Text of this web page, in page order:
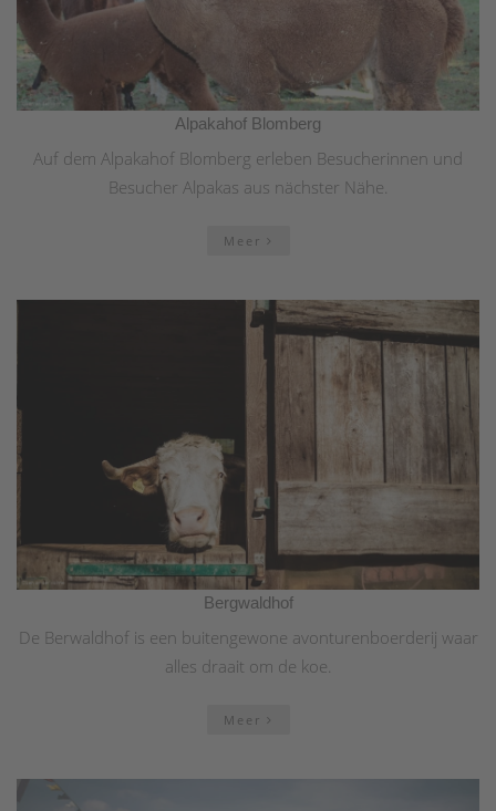
Alpakahof Blomberg
Auf dem Alpakahof Blomberg erleben Besucherinnen und
Besucher Alpakas aus nächster Nähe.
Meer
Bergwaldhof
De Berwaldhof is een buitengewone avonturenboerderij waar
alles draait om de koe.
Meer